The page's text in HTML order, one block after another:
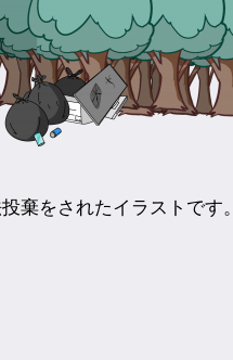
棄をされたイラストです。